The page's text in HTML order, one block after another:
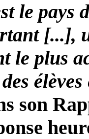
le pays
[...],
le plus
son